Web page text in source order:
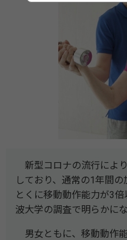
新型コロナの流⾏によ
しており、通常の1年間の
とくに移動動作能⼒が3
波⼤学の調査で明らかにな
男⼥ともに、移動動作